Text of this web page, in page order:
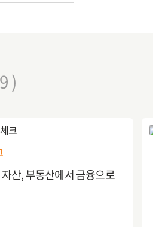
)
산, 부동산에서 금융으로